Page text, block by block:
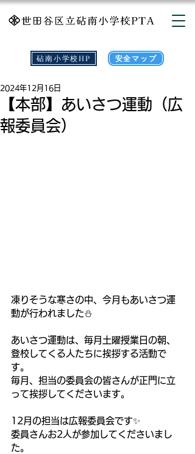
砧南小学校HP 安全マップ
【本部】あいさつ運動（広
報委員会）
2024年12月16日
凍りそうな寒さの中、今月もあいさつ運
動が行われました⛄️
あいさつ運動は、毎月土曜授業日の朝、
登校してくる人たちに挨拶する活動で
す。
毎月、担当の委員会の皆さんが正門に立
って挨拶してくださいます。
12月の担当は広報委員会です✨
委員さんお2人が参加してくださいまし
た。